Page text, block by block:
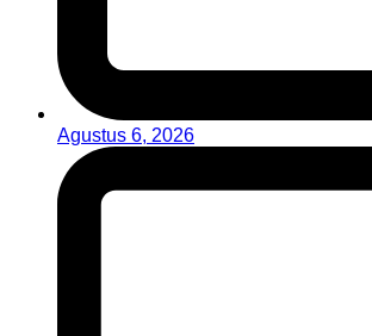
Agustus 6, 2026